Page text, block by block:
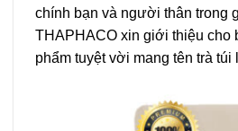
chính bạn và người thân trong
THAPHACO xin giới thiệu cho
phẩm tuyệt vời mang tên trà túi